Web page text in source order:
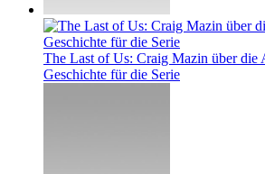
The Last of Us: Craig Mazin über die
Geschichte für die Serie